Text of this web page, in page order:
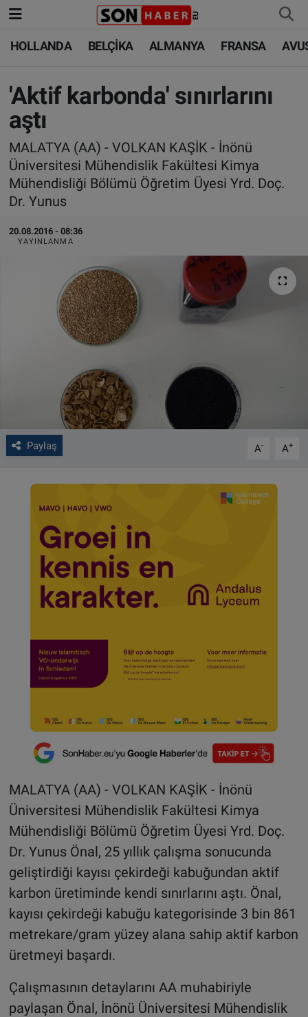
HOLLANDA BELÇİKA ALMANYA FRANSA
'Aktif karbonda' sınırlarını
aştı
MALATYA (AA) - VOLKAN KAŞİK - İnönü
Üniversitesi Mühendislik Fakültesi Kimya
Mühendisliği Bölümü Öğretim Üyesi Yrd. Doç.
Dr. Yunus
20.08.2016 - 08:36
YAYINLANMA
Paylaş A- A+
MALATYA (AA) - VOLKAN KAŞİK - İnönü
Üniversitesi Mühendislik Fakültesi Kimya
Mühendisliği Bölümü Öğretim Üyesi Yrd. Doç.
Dr. Yunus Önal, 25 yıllık çalışma sonucunda
geliştirdiği kayısı çekirdeği kabuğundan aktif
karbon üretiminde kendi sınırlarını aştı. Önal,
kayısı çekirdeği kabuğu kategorisinde 3 bin 861
metrekare/gram yüzey alana sahip aktif karbon
üretmeyi başardı.
Çalışmasının detaylarını AA muhabiriyle
paylaşan Önal, İnönü Üniversitesi Mühendislik
HOLLANDA
BELÇİKA
ALMANYA
FRANSA
AVUSTURYA
SAĞLIK - YAŞAM
BİLİM-TEKNOLOJİ
HOLLANDA
BELÇİKA
ALMANYA
TÜRKİYE
DÜNYA
BİLİM-TEKNOLOJİ
FOTO GALERİ
VIDEO GALERİ
ALGEMENE VOORWAARDEN
CONTACT
Çerez Politikası
Nöbetçi Eczaneler
Hava Durumu
Trafik Durumu
Süper Lig Puan Durumu ve Fikstür
Tüm Manşetler
Son Dakika Haberleri
Haber Arşivi